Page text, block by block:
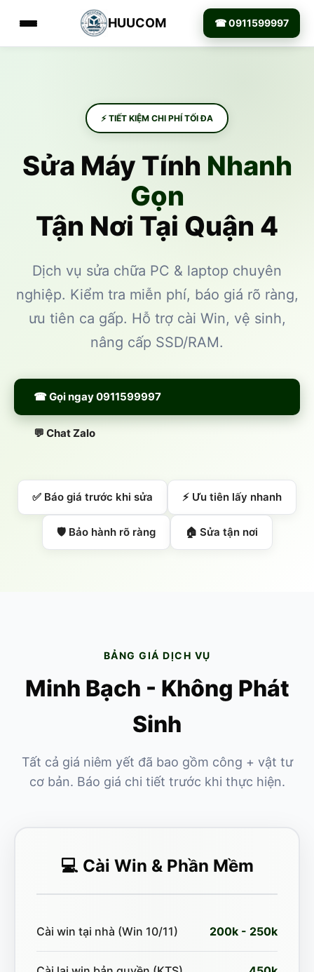
HUUCOM ☎ 0911599997
⚡ TIẾT KIỆM CHI PHÍ TỐI ĐA
Sửa Máy Tính Nhanh
Gọn
Tận Nơi Tại Quận 4
Dịch vụ sửa chữa PC & laptop chuyên
nghiệp. Kiểm tra miễn phí, báo giá rõ ràng,
ưu tiên ca gấp. Hỗ trợ cài Win, vệ sinh,
nâng cấp SSD/RAM.
☎ Gọi ngay 0911599997
💬 Chat Zalo
✅ Báo giá trước khi sửa ⚡ Ưu tiên lấy nhanh
🛡️ Bảo hành rõ ràng 🏠 Sửa tận nơi
BẢNG GIÁ DỊCH VỤ
Minh Bạch - Không Phát
Sinh
Tất cả giá niêm yết đã bao gồm công + vật tư
cơ bản. Báo giá chi tiết trước khi thực hiện.
💻 Cài Win & Phần Mềm
Cài win tại nhà (Win 10/11) 200k - 250k